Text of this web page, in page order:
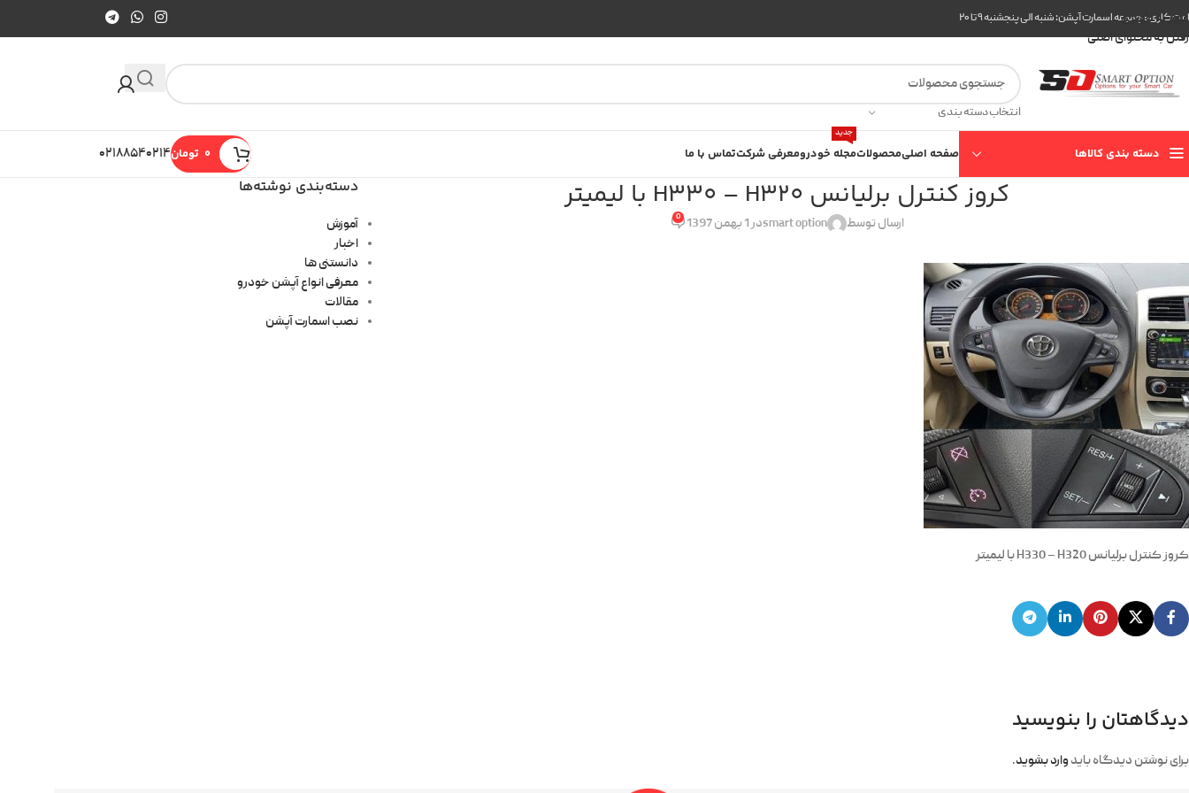
عبور به ناوبری
رفتن به محتوای اصلی
کاری مجموعه اسمارت آپشن: شنبه الی پنجشنبه ۹ تا ۲۰
انتخاب دسته بندی
دسته بندی کالاها صفحه اصلیمحصولاتمجله خودرو
جدید
معرفی شرکتتماس با ما تومان۰۲۱۸۸۵۴۰۲۱۴
کروز کنترل برلیانس H330 – H320 با لیمیتر
ارسال توسط smart optionدر 1 بهمن 1397 0
کروز کنترل برلیانس H330 – H320 با لیمیتر
دیدگاهتان را بنویسید
برای نوشتن دیدگاه باید وارد بشوید.
دسته‌بندی نوشته‌ها
آموزش
اخبار
دانستنی ها
معرفی انواع آپشن خودرو
مقالات
نصب اسمارت آپشن